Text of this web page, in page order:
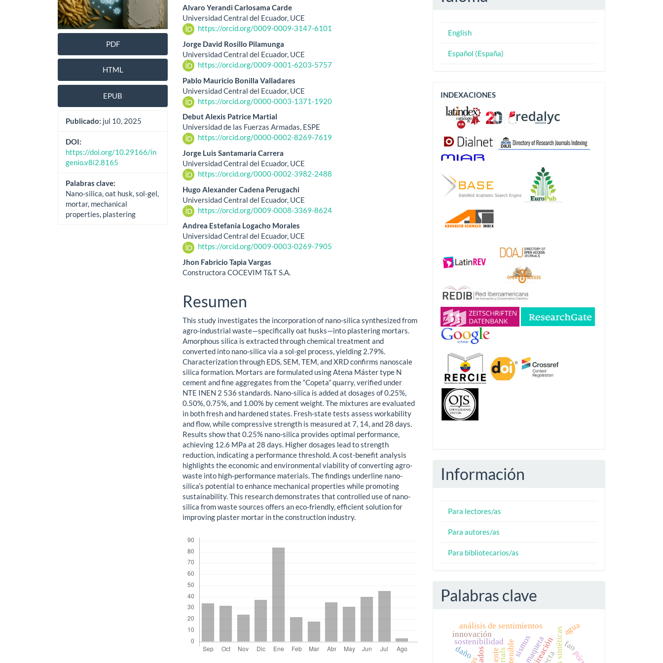
artículo
PDF
HTML
EPUB
Publicado: jul 10, 2025
DOI:
https://doi.org/10.29166/in
genio.v8i2.8165
Palabras clave:
Nano-silica, oat husk, sol-gel,
mortar, mechanical
properties, plastering
artículo
Alvaro Yerandi Carlosama Carde
Universidad Central del Ecuador, UCE
https://orcid.org/0009-0009-3147-6101
Jorge David Rosillo Pilamunga
Universidad Central del Ecuador, UCE
https://orcid.org/0009-0001-6203-5757
Pablo Mauricio Bonilla Valladares
Universidad Central del Ecuador, UCE
https://orcid.org/0000-0003-1371-1920
Debut Alexis Patrice Martial
Universidad de las Fuerzas Armadas, ESPE
https://orcid.org/0000-0002-8269-7619
Jorge Luis Santamaria Carrera
Universidad Central del Ecuador, UCE
https://orcid.org/0000-0002-3982-2488
Hugo Alexander Cadena Perugachi
Universidad Central del Ecuador, UCE
https://orcid.org/0009-0008-3369-8624
Andrea Estefania Logacho Morales
Universidad Central del Ecuador, UCE
https://orcid.org/0009-0003-0269-7905
Jhon Fabricio Tapia Vargas
Constructora COCEVIM T&T S.A.
Resumen
This study investigates the incorporation of nano-silica synthesized from
agro-industrial waste—specifically oat husks—into plastering mortars.
Amorphous silica is extracted through chemical treatment and
converted into nano-silica via a sol-gel process, yielding 2.79%.
Characterization through EDS, SEM, TEM, and XRD confirms nanoscale
silica formation. Mortars are formulated using Atena Máster type N
cement and fine aggregates from the “Copeta” quarry, verified under
NTE INEN 2 536 standards. Nano-silica is added at dosages of 0.25%,
0.50%, 0.75%, and 1.00% by cement weight. The mixtures are evaluated
in both fresh and hardened states. Fresh-state tests assess workability
and flow, while compressive strength is measured at 7, 14, and 28 days.
Results show that 0.25% nano-silica provides optimal performance,
achieving 12.6 MPa at 28 days. Higher dosages lead to strength
reduction, indicating a performance threshold. A cost-benefit analysis
highlights the economic and environmental viability of converting agro-
waste into high-performance materials. The findings underline nano-
silica’s potential to enhance mechanical properties while promoting
sustainability. This research demonstrates that controlled use of nano-
silica from waste sources offers an eco-friendly, efficient solution for
improving plaster mortar in the construction industry.
English
Español (España)
Indexaciones
INDEXACIONES
Información
Para lectores/as
Para autores/as
Para bibliotecarios/as
Palabras clave
sostenibilidad
innovación
análisis de sentimientos
maqueta
sismos
daño fao
agua